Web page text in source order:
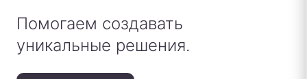
Помогаем создавать
уникальные решения.